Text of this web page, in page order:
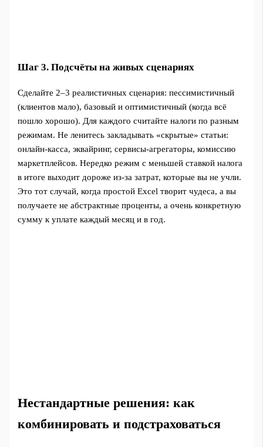
Шаг 3. Подсчёты на живых сценариях
Сделайте 2–3 реалистичных сценария: пессимистичный
(клиентов мало), базовый и оптимистичный (когда всё
пошло хорошо). Для каждого считайте налоги по разным
режимам. Не ленитесь закладывать «скрытые» статьи:
онлайн-касса, эквайринг, сервисы-агрегаторы, комиссию
маркетплейсов. Нередко режим с меньшей ставкой налога
в итоге выходит дороже из-за затрат, которые вы не учли.
Это тот случай, когда простой Excel творит чудеса, а вы
получаете не абстрактные проценты, а очень конкретную
сумму к уплате каждый месяц и в год.
Нестандартные решения: как
комбинировать и подстраховаться